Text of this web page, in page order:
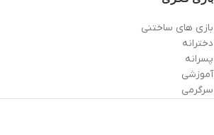
بازی های ساختنی
دخترانه
پسرانه
آموزشی
سرگرمی